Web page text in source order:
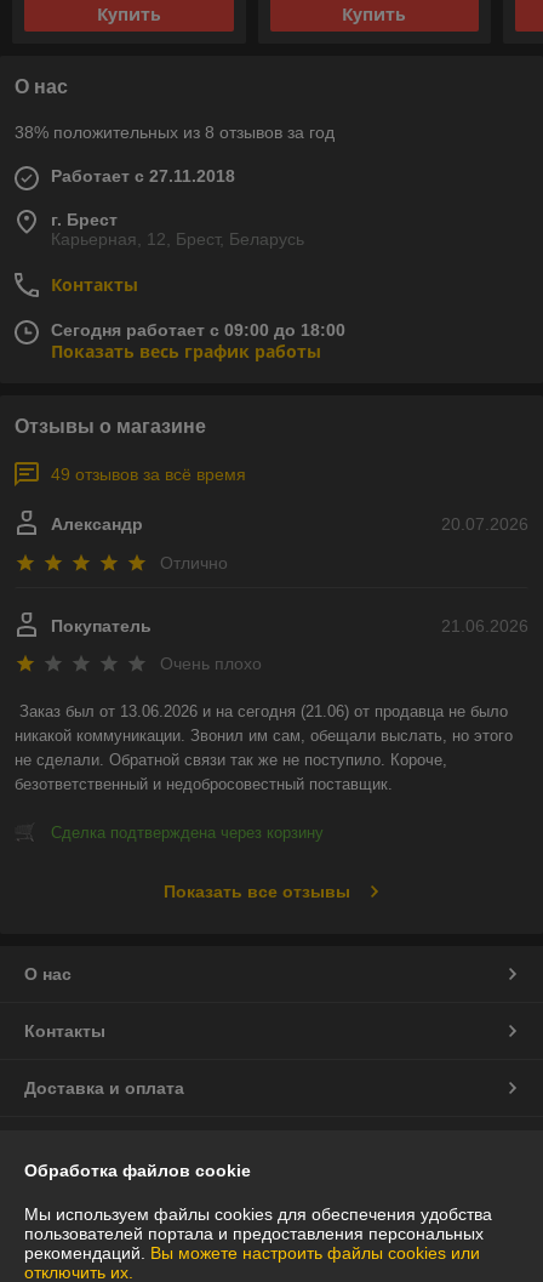
Купить Купить
О нас
38% положительных из 8 отзывов за год
Работает с 27.11.2018
г. Брест
Карьерная, 12, Брест, Беларусь
Контакты
Сегодня работает с 09:00 до 18:00
Показать весь график работы
Отзывы о магазине
49 отзывов за всё время
20.07.2026
Александр
Отлично
21.06.2026
Покупатель
Очень плохо
Заказ был от 13.06.2026 и на сегодня (21.06) от продавца не было
никакой коммуникации. Звонил им сам, обещали выслать, но этого
не сделали. Обратной связи так же не поступило. Короче,
безответственный и недобросовестный поставщик.
Сделка подтверждена через корзину
Показать все отзывы
О нас
Контакты
Доставка и оплата
Политика обработки cookies
Обработка файлов cookie
Мы используем файлы cookies для обеспечения удобства
пользователей портала и предоставления персональных
рекомендаций. Вы можете настроить файлы cookies или
отключить их.